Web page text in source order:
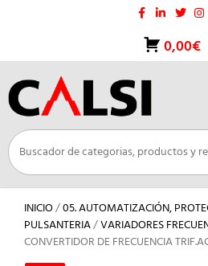
0,00€
INICIO/05. AUTOMATIZACIÓN,
PULSANTERIA/VARIADORES
CONVERTIDOR DE FRECUENCIA